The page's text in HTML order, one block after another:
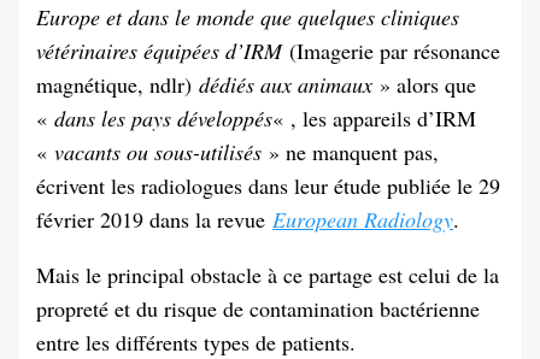
Europe et dans le monde que quelques cliniques
vétérinaires équipées d’IRM(Imagerie par résonance
magnétique, ndlr) dédiés aux animaux » alors que
« dans les pays développés« , les appareils d’IRM
« vacants ou sous-utilisés » ne manquent pas,
écrivent les radiologues dans leur étude publiée le 29
février 2019 dans la revue European Radiology.
Mais le principal obstacle à ce partage est celui de la
propreté et du risque de contamination bactérienne
entre les différents types de patients.